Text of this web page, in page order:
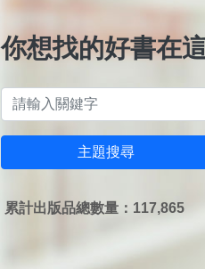
你想找的好書在
主題搜尋
累計出版品總數量：117,865